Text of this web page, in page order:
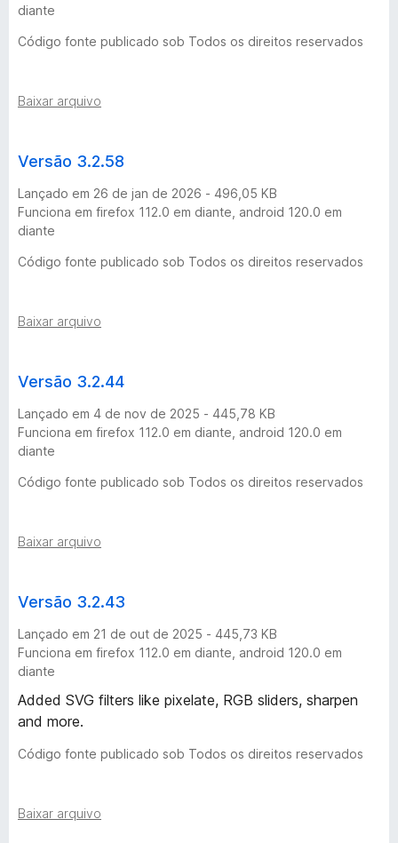
n
t
r
o
l
e
d
v
e
l
o
i
d
a
d
d
diante
Código fonte publicado sob Todos os direitos reservados
Baixar arquivo
Versão 3.2.58
Lançado em 26 de jan de 2026 - 496,05 KB
Funciona em firefox 112.0 em diante, android 120.0 em
diante
Código fonte publicado sob Todos os direitos reservados
Baixar arquivo
Versão 3.2.44
Lançado em 4 de nov de 2025 - 445,78 KB
Funciona em firefox 112.0 em diante, android 120.0 em
diante
Código fonte publicado sob Todos os direitos reservados
Baixar arquivo
Versão 3.2.43
Lançado em 21 de out de 2025 - 445,73 KB
Funciona em firefox 112.0 em diante, android 120.0 em
diante
Added SVG filters like pixelate, RGB sliders, sharpen
and more.
Código fonte publicado sob Todos os direitos reservados
Baixar arquivo